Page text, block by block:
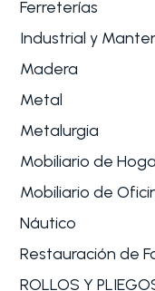
Ferreterías
Industrial y
Madera
Metal
Metalurgia
Mobiliario de
Mobiliario de
Náutico
Restauración de
ROLLOS Y